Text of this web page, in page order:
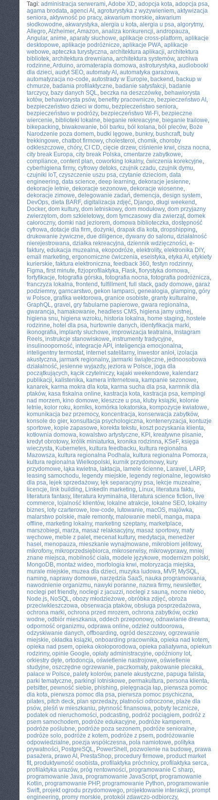
Tagi: administracja serwerami,Adobe XD, adopcja kota, adopcja psa,
agama brodata, agenci AI , agroturystyka z wyżywieniem, aktywizacja
seniora, aktywność po pracy, akwarium morskie, akwarium
słodkowodne, akwarystyka, alergia u kota, alergia u psa, algorytmy,
Allegro,Alzheimer,Amazon, analiza konkurencji, andropauza,
Angular, anime, aparaty słuchowe, aplikacje cross-platform, aplikacje
desktopowe, aplikacje podróżnicze, aplikacje PWA, aplikacje
webowe, apteczka turystyczna, architektura aplikacji, architektura
bibliotek, architektura drewniana, architektura systemów, archiwa
rodzinne,Arduino, aromaterapia domowa, astroturystyka, audiobooki
dla dzieci, audyt SEO, automaty AI , automatyka garażowa,
automatyzacja no-code, autostrady w Europie, backend , backup w
chmurze, badania profilaktyczne, badanie satysfakcji, badanie
tarczycy, bazy danych SQL, beczka na deszczówkę, behawiorysta
kotów, behawiorysta psów, benefity pracownicze, bezpieczeństwo AI ,
bezpieczeństwo dzieci w domu, bezpieczeństwo seniora,
bezpieczeństwo w podróży, bezpieczeństwo Wi-Fi, bezpieczne
wiercenie, biblioteki lokalne, bieganie rekreacyjne, bieganie trailowe,
bikepacking, biwakowanie, ból barku, ból kolana, ból pleców, Boże
Narodzenie poza domem, budki lęgowe, bunkry, bushcraft, buty
trekkingowe, chatbot firmowy, cholesterol , chomik, choroby
odkleszczowe, chóry, CI CD, cięcie drzew, ciśnienie krwi, cisza nocna,
city break Europa, city break Polska, cmentarze zabytkowe,
compliance, content plan, coworking lokalny, ćwiczenia korekcyjne,
cyberhigiena firmy, cyfrowy detoks, czujnik czadu, czujnik dymu,
czujniki IoT, czyszczenie uszu psa, czytanie dzieciom, data
engineering, data science, deep learning, dekoracje jesienne,
dekoracje letnie, dekoracje sezonowe, dekoracje wiosenne,
dekoracje zimowe, delegowanie zadań, demencja, design system,
DevOps, dieta BARF, digitalizacja zdjęć, Django, długi weekend ,
Docker, dom kultury, dom letniskowy, dom modułowy, dom przyjazny
zwierzętom, dom szkieletowy, dom tymczasowy dla zwierząt, domek
całoroczny, domki nad jeziorem, domowa biblioteczka, dostępność
cyfrowa, dotacje dla firm, dożynki, drapak dla kota, dropshipping,
drukowanie żywiczne, due diligence, dywany do salonu, działalność
nierejestrowana, działka rekreacyjna, dziennik wdzięczności, e-
faktury, edukacja muzealna, ekopodróże, elektrolity, elektronika DIY,
email marketing, ergonomiczne ćwiczenia, eseistyka, etyka AI , etykiety
kurierskie, faktura elektroniczna, feedback 360, festyn rodzinny,
Figma, first minute, fizjoprofilaktyka, Flask, florystyka domowa,
fortyfikacje, fotografia górska, fotografia nocna, fotografia podróżnicza,
franczyza lokalna, frontend , fulfillment, full stack, gady domowe, garaż
podziemny, garncarstwo, gekon lamparci, genealogia, glamping, góry
w Polsce, grafika wektorowa, granice osobiste, granty kulturalne,
GraphQL, gravel , gry fabularne papierowe, gwara regionalna,
gwarancja, hamakowanie, headless CMS, higiena jamy ustnej,
higiena snu, higiena wzroku, historia lokalna, home staging, hostele
rodzinne, hotel dla psa, hurtownie danych, identyfikacja marki,
ikonografia, implanty słuchowe, improwizacja teatralna, Instagram
Reels, instrukcje stanowiskowe, instrumenty tradycyjne,
insulinooporność, integracje API , inteligencja emocjonalna,
inteligentny termostat, internet satelitarny, inwestor anioł, izolacja
akustyczna, jarmark regionalny, jarmarki świąteczne, jednoosobowa
działalność, jesienne wyjazdy, jeziora w Polsce, joga dla
początkujących, kącik czytelniczy, kajaki weekendowe, kalendarz
publikacji, kalistenika, kamera internetowa, kampanie sezonowe,
kanarek, karma mokra dla kota, karma sucha dla psa, karmnik dla
ptaków, kasa fiskalna online, kastracja kota, kastracja psa, kempingi
nad morzem, kino domowe, kleszcze u psa, kluby książki, kolonie
letnie, kolor roku, komiks, komórka lokatorska, kompozycje kwiatowe,
komunikacja bez przemocy, koncentracja, konserwacja zabytków,
konsole do gier, konsultacja psychologiczna, konteneryzacja, kontuzje
sportowe, kopie zapasowe, korekta tekstu, koszt pozyskania klienta,
kotłownia domowa, kowalstwo artystyczne, KPI , kreatywne pisanie,
kredyt obrotowy, królik miniaturka, kronika rodzinna, KSeF, księga
wieczysta, Kubernetes, kultura feedbacku, kultura regionalna
Mazowsza, kultura regionalna Podhala, kultura regionalna Pomorza,
kultura regionalna Wielkopolski, kurnik przydomowy, kury
przydomowe, łąka kwietna, laktacja, lamele ścienne, Laravel , LARP,
leasing samochodu, legendy miejskie, legendy regionalne, legowisko
dla psa, lejek sprzedażowy, lęk separacyjny psa, lekcje muzealne,
licencje, link building, LinkedIn marketing, Linux, literatura faktu,
literatura fantasy, literatura kryminalna, literatura science fiction, live
commerce, lojalność klientów, lokalne atrakcje, lokalne SEO, lokalny
biznes, loty czarterowe, low-code, lutowanie, macOS, majówka,
malarstwo polskie, małe remonty, malowanie mebli, manga, mapa
offline, marketing lokalny, marketing szeptany, marketplace,
marszobiegi, marża, masaż relaksacyjny, masaż sportowy, maty
węchowe, meble z palet, mecenat kultury, medytacja, menedżer
haseł, menopauza, mieszkanie wynajmowane, mikrobiom jelitowy,
mikrofony, mikroprzedsiębiorca, mikroserwisy, mikrowyprawy, mniej
znane miejsca, mobilność ciała, modele językowe, modernizm polski,
MongoDB, montaż wideo, morfologia krwi, motoryzacja miejska,
murale miejskie, muzea dla dzieci, muzyka ludowa, MVP, MySQL,
naming, naprawy domowe, narzędzia SaaS, nauka programowania,
nawodnienie organizmu, nawyki poranne, nazwa firmy, newsletter,
noclegi pet friendly, noclegi z jacuzzi, noclegi z sauną, nocne niebo,
Node.js, NoSQL, obozy młodzieżowe, obróbka zdjęć, obroża
przeciwkleszczowa, obserwacja ptaków, obsługa posprzedażowa,
ochrona marki, ochrona przed mrozem, ochrona zabytków, oczko
wodne, odbiór mieszkania, oddech przeponowy, odnawianie drewna,
odporność organizmu, odprawa online, odzież outdoorowa,
odzyskiwanie danych, offboarding, ogród deszczowy, ogrzewanie
miejskie, okładka książki, onboarding pracownika, opieka nad kotem,
opieka nad psem, opieka okołoporodowa, opieka paliatywna, opiekun
rodzinny, opinie Google, opłaty administracyjne, opóźniony lot,
orkiestry dęte, ortodoncja, oświetlenie nastrojowe, oświetlenie
studyjne, oszczędne ogrzewanie, paczkomaty, pakowanie plecaka,
pałace w Polsce, palety kolorów, panele akustyczne, papuga falista,
parki tematyczne, parkingi lotniskowe, permakultura, persona klienta,
petsitter, pewność siebie, phishing, pielęgnacja łap, pierwsza pomoc
dla kota, pierwsza pomoc dla psa, pierwsza pomoc psychiczna,
pilates, pitch deck, plan sprzedaży, płatności odroczone, plaże dla
psów, pleśń w mieszkaniu, płynność finansowa, pobyty lecznicze,
podatek od nieruchomości, podcasting, podróż pociągiem, podróż z
psem samochodem, podróże edukacyjne, podróże kamperem,
podróże poślubne, podróże poza sezonem, podróże senioralne,
podróże solo, podróże z kotem, podróże z psem, podróżowanie
odpowiedzialne, poezja współczesna, pola namiotowe, polityka
prywatności, PostgreSQL, PowerShell , pozwolenie na budowę, prawa
pasażera, prawo AI , PrestaShop, procedury firmowe, product market
fit, produktywność osobista, profilaktyka próchnicy, profilaktyka serca,
profilaktyka urazów, próg rentowności, programowanie C sharp,
programowanie Java, programowanie JavaScript, programowanie
Kotlin, programowanie PHP, programowanie Python, programowanie
Swift, projekt ogrodu przydomowego, projektowanie interakcji, prompt
engineering, promy morskie, protokół zdawczo-odbiorczy,